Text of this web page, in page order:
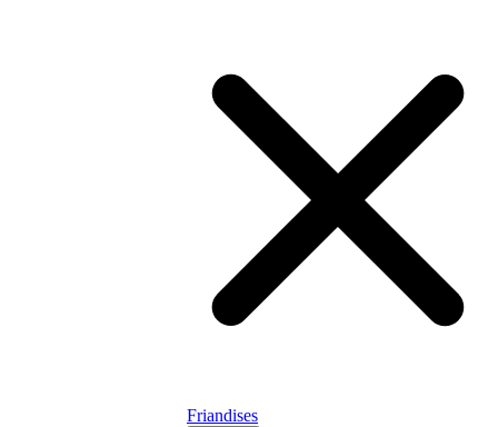
Friandises